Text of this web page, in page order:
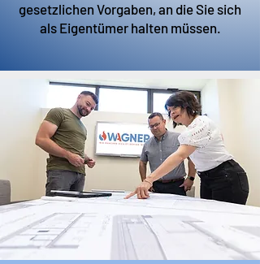
gesetzlichen Vorgaben, an die Sie sich
als Eigentümer halten müssen.